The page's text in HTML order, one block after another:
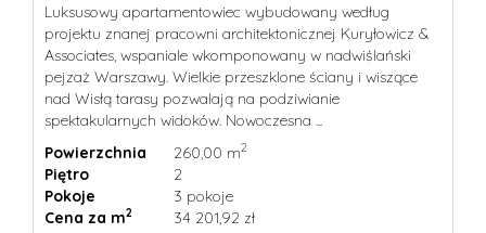
Luksusowy apartamentowiec wybudowany według
projektu znanej pracowni architektonicznej Kuryłowicz &
Associates, wspaniale wkomponowany w nadwiślański
pejzaż Warszawy. Wielkie przeszklone ściany i wiszące
nad Wisłą tarasy pozwalają na podziwianie
spektakularnych widoków. Nowoczesna ...
Powierzchnia
260,00 m2
Piętro
2
Pokoje
3 pokoje
Cena za m2 34 201,92 zł